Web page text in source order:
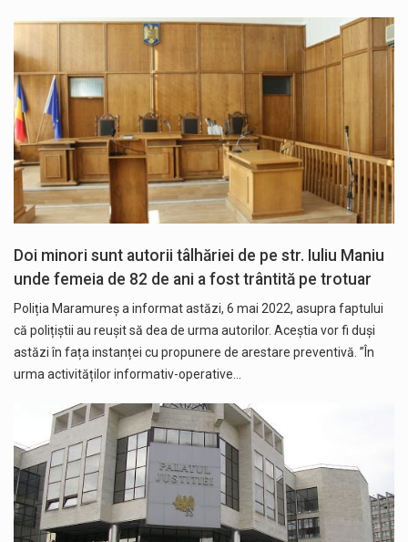
Doi minori sunt autorii tâlhăriei de pe str. Iuliu Maniu
unde femeia de 82 de ani a fost trântită pe trotuar
Poliția Maramureș a informat astăzi, 6 mai 2022, asupra faptului
că polițiștii au reușit să dea de urma autorilor. Aceștia vor fi duși
astăzi în fața instanței cu propunere de arestare preventivă. ”În
urma activităților informativ-operative…